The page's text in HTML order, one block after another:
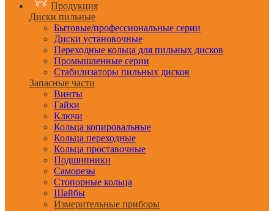
Продукция
Диски пильные
Бытовые/профессиональные серии
Диски установочные
Переходные кольца для пильных дисков
Промышленные серии
Стабилизаторы пильных дисков
Запасные части
Винты
Гайки
Ключи
Кольца копировальные
Кольца переходные
Кольца проставочные
Подшипники
Саморезы
Стопорные кольца
Шайбы
Измерительные приборы